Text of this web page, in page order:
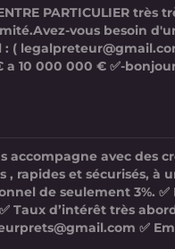
PARTICULIER très
vous besoin
(
a 10 000 000 € ✅-
accompagne avec des
, rapides et sécurisés, à
de seulement 3%. ✅
Taux d’intérêt très
✅